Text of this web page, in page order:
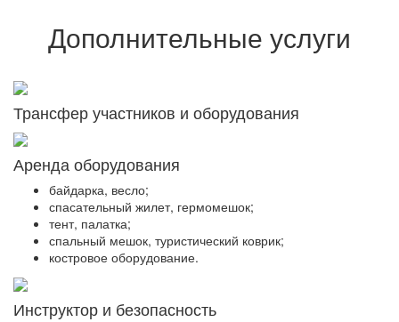
Дополнительные услуги
Трансфер участников и оборудования
Аренда оборудования
байдарка, весло;
спасательный жилет, гермомешок;
тент, палатка;
спальный мешок, туристический коврик;
костровое оборудование.
Инструктор и безопасность